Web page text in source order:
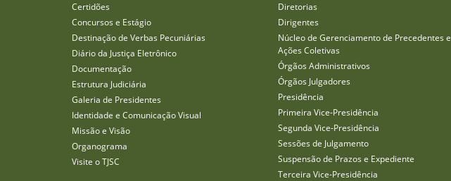
Certidões
Concursos e Estágio
Destinação de Verbas Pecuniárias
Diário da Justiça Eletrônico
Documentação
Estrutura Judiciária
Galeria de Presidentes
Identidade e Comunicação Visual
Missão e Visão
Organograma
Visite o TJSC
Diretorias
Dirigentes
Núcleo de Gerenciamento de Precedentes e
Ações Coletivas
Órgãos Administrativos
Órgãos Julgadores
Presidência
Primeira Vice-Presidência
Segunda Vice-Presidência
Sessões de Julgamento
Suspensão de Prazos e Expediente
Terceira Vice-Presidência